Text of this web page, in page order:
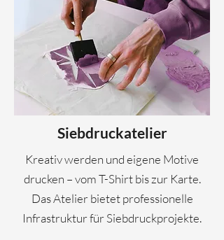
Siebdruckatelier
Kreativ werden und eigene Motive
drucken – vom T-Shirt bis zur Karte.
Das Atelier bietet professionelle
Infrastruktur für Siebdruckprojekte.